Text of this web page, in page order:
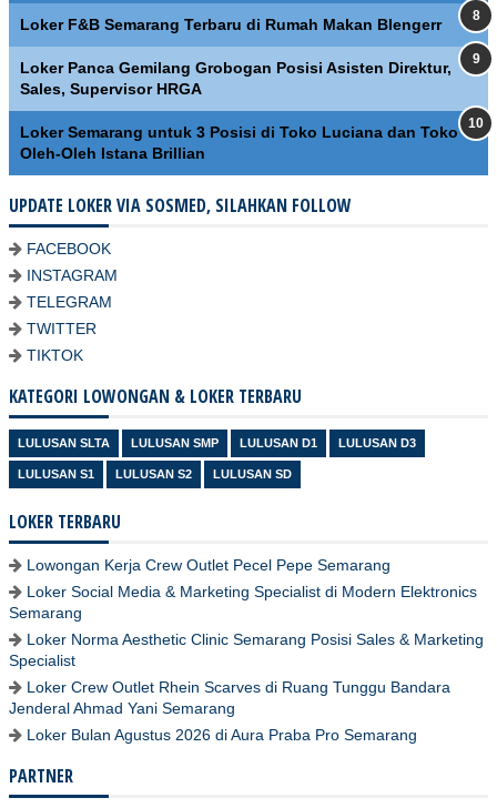
Loker F&B Semarang Terbaru di Rumah Makan Blengerr
Loker Panca Gemilang Grobogan Posisi Asisten Direktur,
Sales, Supervisor HRGA
Loker Semarang untuk 3 Posisi di Toko Luciana dan Toko
Oleh-Oleh Istana Brillian
UPDATE LOKER VIA SOSMED, SILAHKAN FOLLOW
FACEBOOK
INSTAGRAM
TELEGRAM
TWITTER
TIKTOK
KATEGORI LOWONGAN & LOKER TERBARU
LULUSAN SLTA LULUSAN SMP LULUSAN D1 LULUSAN D3
LULUSAN S1 LULUSAN S2 LULUSAN SD
LOKER TERBARU
Lowongan Kerja Crew Outlet Pecel Pepe Semarang
Loker Social Media & Marketing Specialist di Modern Elektronics
Semarang
Loker Norma Aesthetic Clinic Semarang Posisi Sales & Marketing
Specialist
Loker Crew Outlet Rhein Scarves di Ruang Tunggu Bandara
Jenderal Ahmad Yani Semarang
Loker Bulan Agustus 2026 di Aura Praba Pro Semarang
PARTNER